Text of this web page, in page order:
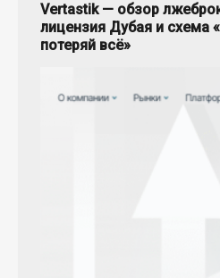
Vertastik — обзор
лицензия Дубая и схема
потеряй всё»